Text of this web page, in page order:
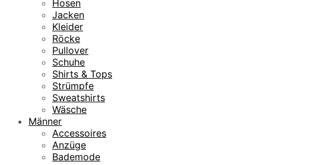
Hosen
Jacken
Kleider
Röcke
Pullover
Schuhe
Shirts & Tops
Strümpfe
Sweatshirts
Wäsche
Männer
Accessoires
Anzüge
Bademode